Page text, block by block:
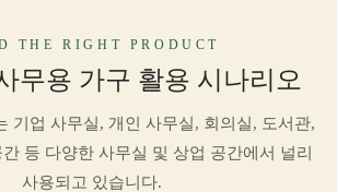
THE RIGHT PRODUCT
무용 가구 활용 시나리오
기업 사무실, 개인 사무실, 회의실, 도서관,
등 다양한 사무실 및 상업 공간에서 널리
사용되고 있습니다.